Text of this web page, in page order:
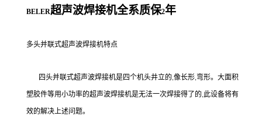
BELER超声波焊接机全系质保2年
多头并联式超声波焊接机特点
四头并联式超声波焊接机是四个机头井立的,像长形,弯形。大面积
塑胶件等用小功率的超声波焊接机是无法一次焊接得了的,此设备将有
效的解决上述问题。